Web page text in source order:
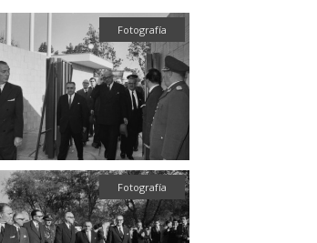
Fotografía
Fotografía